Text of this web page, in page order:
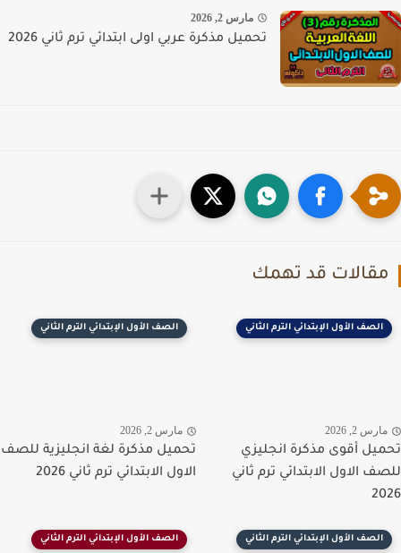
مارس 2, 2026
تحميل مذكرة عربي اولى ابتدائي ترم ثاني 2026
قد تهمك
الصف الأول الإبتدائي الترم الثاني
2, 2026
أقوى مذكرة انجليزي
الاول الابتدائي ترم ثاني
الصف الأول الإبتدائي الترم الثاني
مارس 2, 2026
تحميل مذكرة لغة انجليزية للصف
الاول الابتدائي ترم ثاني 2026
الصف الأول الإبتدائي الترم الثاني الصف الأول الإبتدائي الترم الثاني